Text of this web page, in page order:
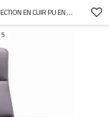
CHAISE DE BUREAU DE DIRECTION EN CUIR PU EN GROS | CHAISE PIVOTANTE À DOSSIER HAUT (YF-A335)
5